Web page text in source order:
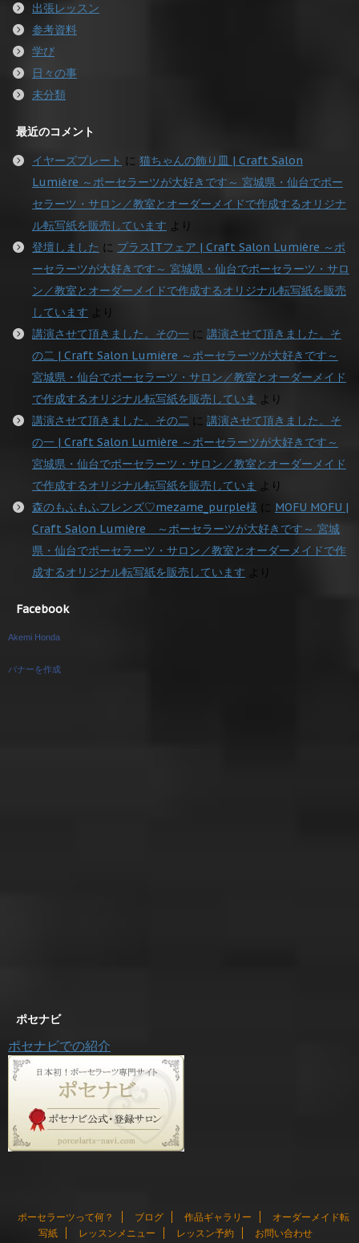
出張レッスン
参考資料
学び
日々の事
未分類
最近のコメント
イヤーズプレート に 猫ちゃんの飾り皿 | Craft Salon
Lumière ～ポーセラーツが大好きです～ 宮城県・仙台でポー
セラーツ・サロン／教室とオーダーメイドで作成するオリジナ
ル転写紙を販売しています より
登壇しました に プラスITフェア | Craft Salon Lumière ～ポ
ーセラーツが大好きです～ 宮城県・仙台でポーセラーツ・サロ
ン／教室とオーダーメイドで作成するオリジナル転写紙を販売
しています より
講演させて頂きました。その一 に 講演させて頂きました。そ
の二 | Craft Salon Lumière ～ポーセラーツが大好きです～
宮城県・仙台でポーセラーツ・サロン／教室とオーダーメイド
で作成するオリジナル転写紙を販売していま より
講演させて頂きました。その二 に 講演させて頂きました。そ
の一 | Craft Salon Lumière ～ポーセラーツが大好きです～
宮城県・仙台でポーセラーツ・サロン／教室とオーダーメイド
で作成するオリジナル転写紙を販売していま より
森のもふもふフレンズ♡mezame_purple様 に MOFU MOFU |
Craft Salon Lumière ～ポーセラーツが大好きです～ 宮城
県・仙台でポーセラーツ・サロン／教室とオーダーメイドで作
成するオリジナル転写紙を販売しています
Facebook
Akemi Honda
バナーを作成
ポセナビ
ポセナビでの紹介
ポーセラーツって何？ ブログ 作品ギャラリー
オーダーメイド転
写紙
レッスンメニュー レッスン予約 お問い合わせ